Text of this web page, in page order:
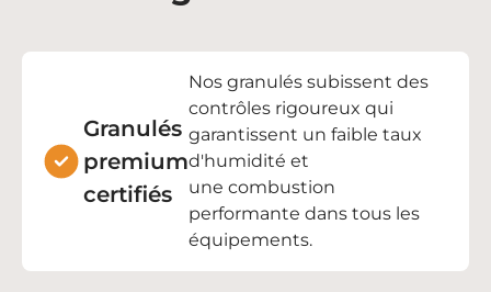
Granulés
premium
certifiés
Nos granulés subissent des
contrôles rigoureux qui
garantissent un faible taux
d'humidité et
une combustion
performante dans tous les
équipements.